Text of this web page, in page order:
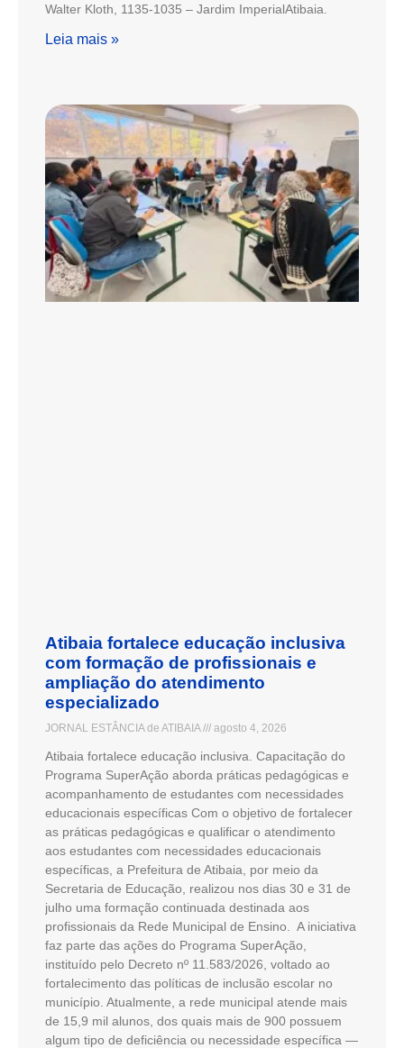
Walter Kloth, 1135-1035 – Jardim ImperialAtibaia.
Leia mais »
Atibaia fortalece educação inclusiva
com formação de profissionais e
ampliação do atendimento
especializado
JORNAL ESTÂNCIA de ATIBAIA agosto 4, 2026
Atibaia fortalece educação inclusiva. Capacitação do
Programa SuperAção aborda práticas pedagógicas e
acompanhamento de estudantes com necessidades
educacionais específicas Com o objetivo de fortalecer
as práticas pedagógicas e qualificar o atendimento
aos estudantes com necessidades educacionais
específicas, a Prefeitura de Atibaia, por meio da
Secretaria de Educação, realizou nos dias 30 e 31 de
julho uma formação continuada destinada aos
profissionais da Rede Municipal de Ensino. A iniciativa
faz parte das ações do Programa SuperAção,
instituído pelo Decreto nº 11.583/2026, voltado ao
fortalecimento das políticas de inclusão escolar no
município. Atualmente, a rede municipal atende mais
de 15,9 mil alunos, dos quais mais de 900 possuem
algum tipo de deficiência ou necessidade específica —